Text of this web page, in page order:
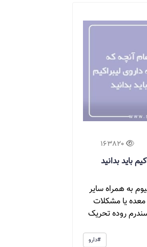
163820
باید بدانید
به همراه سایر
معده یا مشکلات
روده تحریک
#دارو